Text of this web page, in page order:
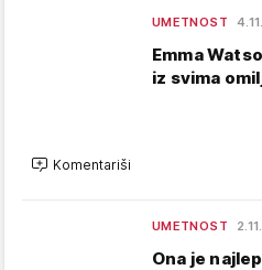
UMETNOST
Emma
iz svima
Komentariši
UMETNOST
Ona je